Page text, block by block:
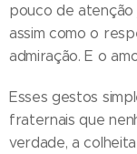
pouco de atenção
assim como o
admiração. E o
Esses gestos
fraternais que
verdade, a